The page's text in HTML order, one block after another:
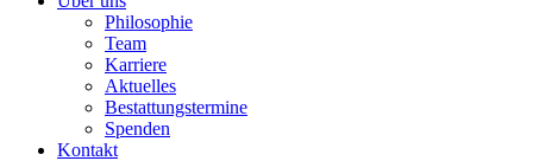
Philosophie
Team
Karriere
Aktuelles
Bestattungstermine
Spenden
Kontakt